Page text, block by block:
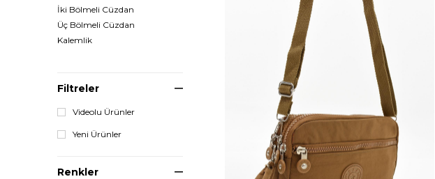
İki Bölmeli Cüzdan
Üç Bölmeli Cüzdan
Kalemlik
Filtreler
Videolu Ürünler
Yeni Ürünler
Renkler